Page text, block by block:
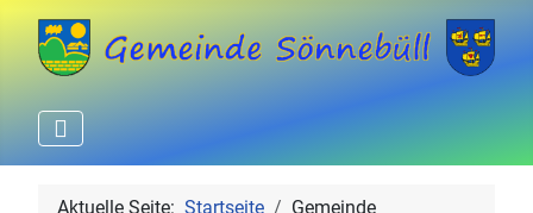
Aktuelle Seite: Startseite
Gemeinde